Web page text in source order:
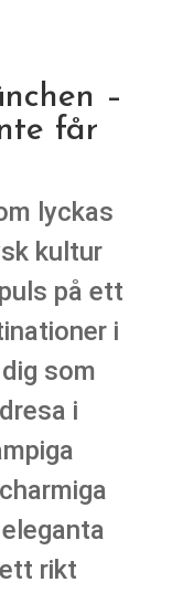
–
får
lyckas
kultur
på ett
i
som
i
rikt